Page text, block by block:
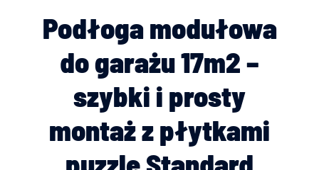
Podłoga modułowa
do garażu 17m2 –
szybki i prosty
montaż z płytkami